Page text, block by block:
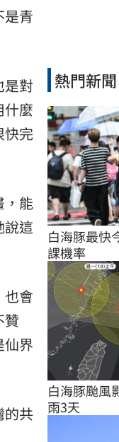
是青
是對
什麼
快完
，能
說這
也會
贊
仙界
的共
熱門新聞
白海豚最快
課機率
白海豚颱風
雨3天